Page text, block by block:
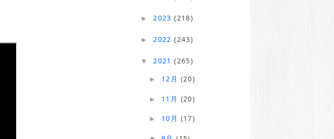
► 2023(218)
► 2022(243)
▼ 2021(265)
► 12月 (20)
► 11月 (20)
► 10月 (17)